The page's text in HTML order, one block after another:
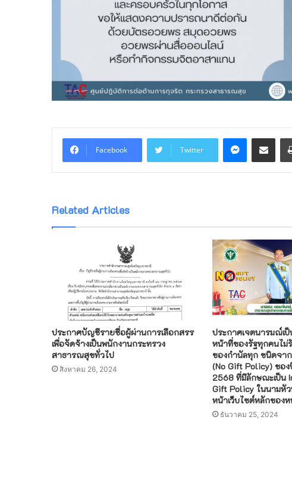
Facebook Twitter
Messenger
Share via
Related Articles
ประกาศบัญชีรายชื่อผู้ผ่านการเลือกสรร
เพื่อจัดจ้างเป็นพนักงานกระทรวง
สาธารณสุขทั่วไป
สิงหาคม 26, 2024
ประกาศเจตนารมณ์เ
หน้าที่ของรัฐทุกคนไม่
ของกำนัลทุก ชนิดจา
(No Gift Policy) ขอ
2568 ที่มีลักษณะเป็น
Gift Policy ในนามหั
หน้าเว็บไซต์หลักของ
ธันวาคม 25, 2024